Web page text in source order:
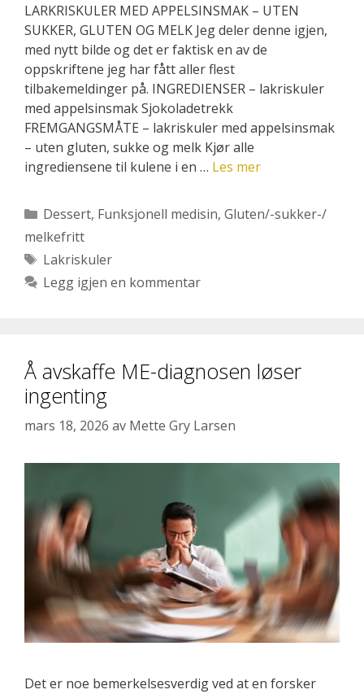
LARKRISKULER MED APPELSINSMAK – UTEN
SUKKER, GLUTEN OG MELK Jeg deler denne igjen,
med nytt bilde og det er faktisk en av de
oppskriftene jeg har fått aller flest
tilbakemeldinger på. INGREDIENSER – lakriskuler
med appelsinsmak Sjokoladetrekk
FREMGANGSMÅTE – lakriskuler med appelsinsmak
– uten gluten, sukke og melk Kjør alle
ingrediensene til kulene i en … Les mer
Kategorier
Dessert, Funksjonell medisin, Gluten/-sukker-/
melkefritt
Stikkord
Lakriskuler
Legg igjen en kommentar
Å avskaffe ME-diagnosen løser
ingenting
mars 18, 2026 av Mette Gry Larsen
Det er noe bemerkelsesverdig ved at en forsker